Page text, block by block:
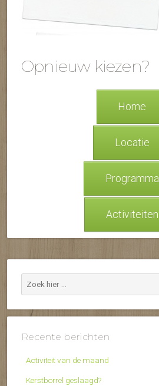
Opnieuw kiezen?
Home
Locatie
Programma
Activiteiten
Recente berichten
Activiteit van de maand
Kerstborrel geslaagd?